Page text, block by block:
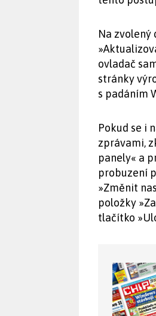
Na
ovladač
stránky
s padáním
Pokud se i
zprávami,
panely« a
probuzení
»Změnit
položky
tlačítko